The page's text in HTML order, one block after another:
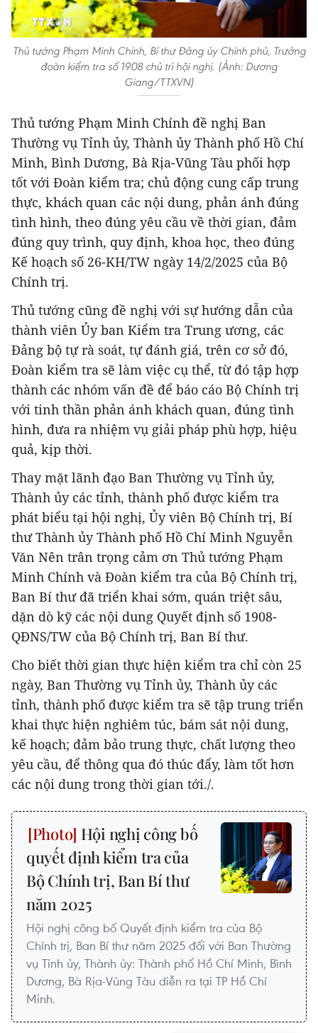
Thủ tướng Phạm Minh Chính, Bí thư Đảng ủy Chính phủ, Trưởng
đoàn kiểm tra số 1908 chủ trì hội nghị. (Ảnh: Dương
Giang/TTXVN)
Thủ tướng Phạm Minh Chính đề nghị Ban
Thường vụ Tỉnh ủy, Thành ủy Thành phố Hồ Chí
Minh, Bình Dương, Bà Rịa-Vũng Tàu phối hợp
tốt với Đoàn kiểm tra; chủ động cung cấp trung
thực, khách quan các nội dung, phản ánh đúng
tình hình, theo đúng yêu cầu về thời gian, đảm
đúng quy trình, quy định, khoa học, theo đúng
Kế hoạch số 26-KH/TW ngày 14/2/2025 của Bộ
Chính trị.
Thủ tướng cũng đề nghị với sự hướng dẫn của
thành viên Ủy ban Kiểm tra Trung ương, các
Đảng bộ tự rà soát, tự đánh giá, trên cơ sở đó,
Đoàn kiểm tra sẽ làm việc cụ thể, từ đó tập hợp
thành các nhóm vấn đề để báo cáo Bộ Chính trị
với tinh thần phản ánh khách quan, đúng tình
hình, đưa ra nhiệm vụ giải pháp phù hợp, hiệu
quả, kịp thời.
Thay mặt lãnh đạo Ban Thường vụ Tỉnh ủy,
Thành ủy các tỉnh, thành phố được kiểm tra
phát biểu tại hội nghị, Ủy viên Bộ Chính trị, Bí
thư Thành ủy Thành phố Hồ Chí Minh Nguyễn
Văn Nên trân trọng cảm ơn Thủ tướng Phạm
Minh Chính và Đoàn kiểm tra của Bộ Chính trị,
Ban Bí thư đã triển khai sớm, quán triệt sâu,
dặn dò kỹ các nội dung Quyết định số 1908-
QĐNS/TW của Bộ Chính trị, Ban Bí thư.
Cho biết thời gian thực hiện kiểm tra chỉ còn 25
ngày, Ban Thường vụ Tỉnh ủy, Thành ủy các
tỉnh, thành phố được kiểm tra sẽ tập trung triển
khai thực hiện nghiêm túc, bám sát nội dung,
kế hoạch; đảm bảo trung thực, chất lượng theo
yêu cầu, để thông qua đó thúc đẩy, làm tốt hơn
các nội dung trong thời gian tới./.
Hội nghị công bố
quyết định kiểm tra của
Bộ Chính trị, Ban Bí thư
năm 2025
Hội nghị công bố Quyết định kiểm tra của Bộ
Chính trị, Ban Bí thư năm 2025 đối với Ban Thường
vụ Tỉnh ủy, Thành ủy: Thành phố Hồ Chí Minh, Bình
Dương, Bà Rịa-Vũng Tàu diễn ra tại TP Hồ Chí
Minh.